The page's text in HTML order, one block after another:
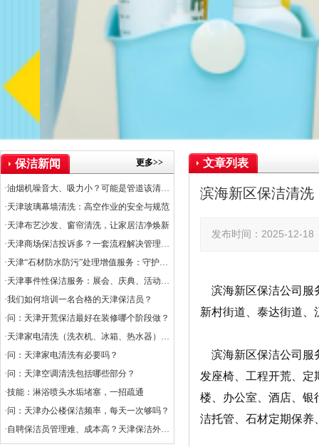
保洁新闻 更多>>
·油烟机噪音大、吸力小？可能是管道该清洗了
·天津玻璃幕墙清洗：高空作业的安全与规范
·天津布艺沙发、窗帘清洗，让家居洁净焕新
·天津商场保洁投诉多？一套流程解决管理难题
·天津“石材防水防污”处理增值服务：守护石材之美，提升空间价值
·天津事件性保洁服务：展会、庆典、活动的专业保障
·我们如何培训一名合格的天津保洁员？
·问：天津开荒保洁最好在装修哪个阶段做？
·天津家电清洗（洗衣机、冰箱、热水器）服务上线
·问：天津家电清洗有必要吗？
·问：天津空调清洗包括哪些部分？
·技能：淋浴喷头水垢堵塞，一招疏通
·问：天津办公楼保洁频率，每天一次够吗？
·自聘保洁员管理难、成本高？天津保洁外包是出路
文章列表
滨海新区保洁清洗
发布时间：2025-12-
滨海新区保洁公司服
新村街道、泰达街道
滨海新区保洁公司服
发座椅、工程开荒、
楼、办公室、酒店、银
洁托管、石材定期保养